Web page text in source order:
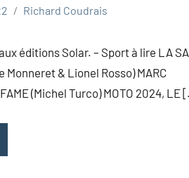
Richard Coudrais
éditions Solar. – Sport à lire LA
Monneret & Lionel Rosso) MARC
(Michel Turco) MOTO 2024, LE